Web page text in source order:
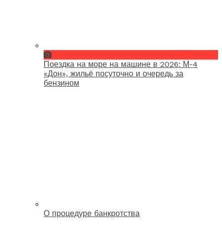
Поездка на море на машине в 2026: М-4
«Дон», жильё посуточно и очередь за
бензином
О процедуре банкротства